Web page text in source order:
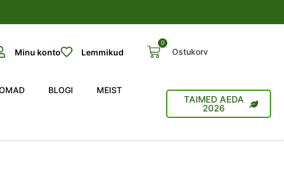
Minu konto Lemmikud
0
Ostukorv
BLOGI MEIST
TAIMED AEDA
2026